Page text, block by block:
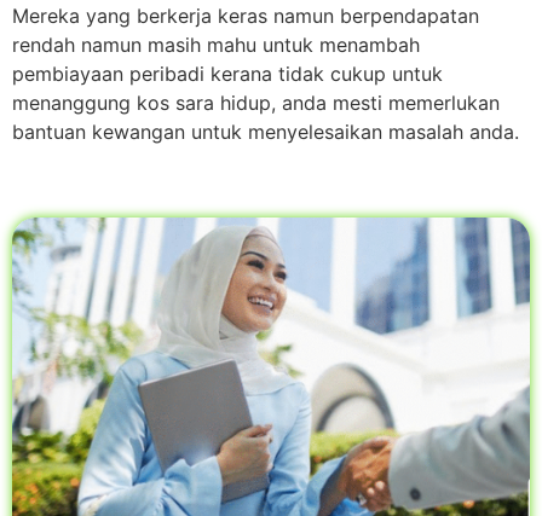
Mereka yang berkerja keras namun berpendapatan
rendah namun masih mahu untuk menambah
pembiayaan peribadi kerana tidak cukup untuk
menanggung kos sara hidup, anda mesti memerlukan
bantuan kewangan untuk menyelesaikan masalah anda.